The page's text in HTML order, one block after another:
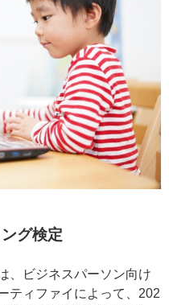
グ検定
、ビジネスパーソン向け
ティファイによって、202